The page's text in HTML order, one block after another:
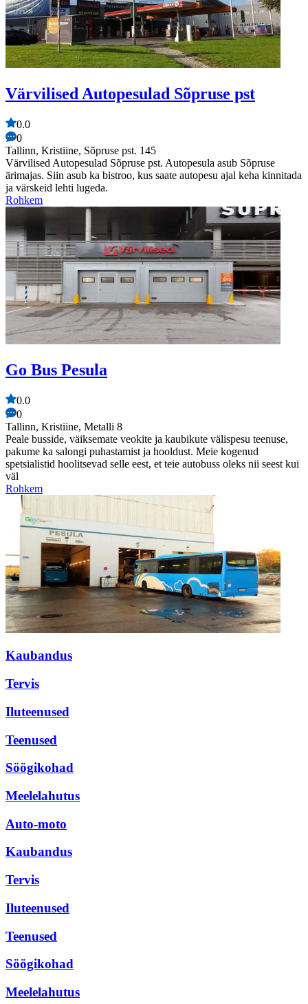
Värvilised Autopesulad Sõpruse pst
0.0
0
Tallinn, Kristiine, Sõpruse pst. 145
Värvilised Autopesulad Sõpruse pst. Autopesula asub Sõpruse
ärimajas. Siin asub ka bistroo, kus saate autopesu ajal keha kinnitada
ja värskeid lehti lugeda.
Rohkem
Go Bus Pesula
0.0
0
Tallinn, Kristiine, Metalli 8
Peale busside, väiksemate veokite ja kaubikute välispesu teenuse,
pakume ka salongi puhastamist ja hooldust. Meie kogenud
spetsialistid hoolitsevad selle eest, et teie autobuss oleks nii seest kui
väl
Rohkem
Kaubandus
Tervis
Iluteenused
Teenused
Söögikohad
Meelelahutus
Auto-moto
Kaubandus
Tervis
Iluteenused
Teenused
Söögikohad
Meelelahutus